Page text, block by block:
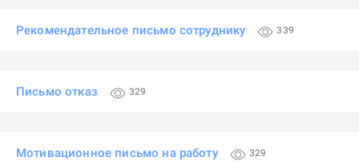
Рекомендательное письмо сотруднику 339
Письмо отказ 329
Мотивационное письмо на работу 329